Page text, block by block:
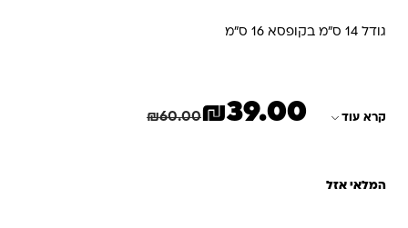
גודל 14 ס"מ בקופסא 16 ס"מ
קרא עוד ₪60.00
המחיר המקורי היה: ₪60.00.
₪39.00
המחיר הנוכחי הוא: ₪39.00.
המלאי אזל